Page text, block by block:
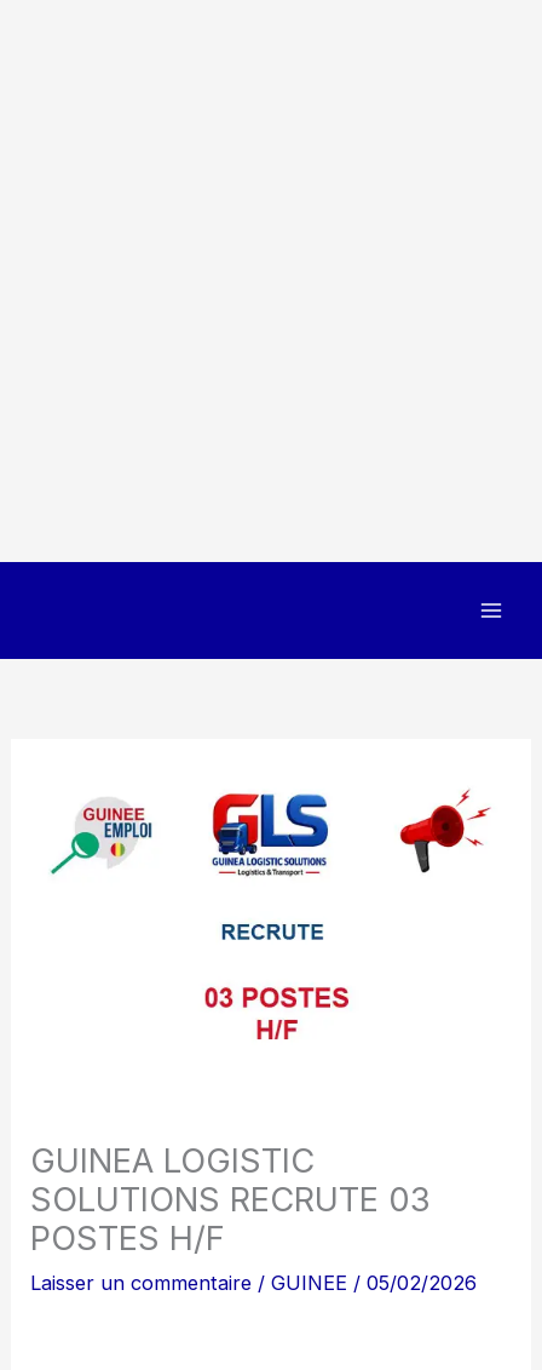
GUINEA LOGISTIC
SOLUTIONS RECRUTE 03
POSTES H/F
Laisser un commentaire /GUINEE /05/02/2026